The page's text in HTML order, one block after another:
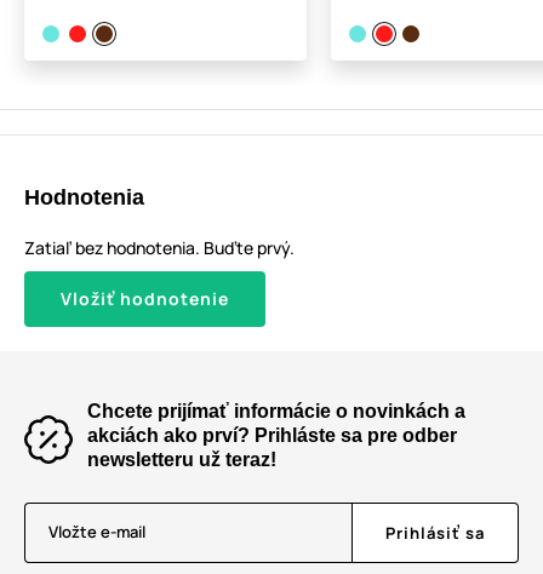
Hodnotenia
Zatiaľ bez hodnotenia. Buďte prvý.
Vložiť hodnotenie
Chcete prijímať informácie o novinkách a
akciách ako prví? Prihláste sa pre odber
newsletteru už teraz!
Vložte e-mail Prihlásiť sa